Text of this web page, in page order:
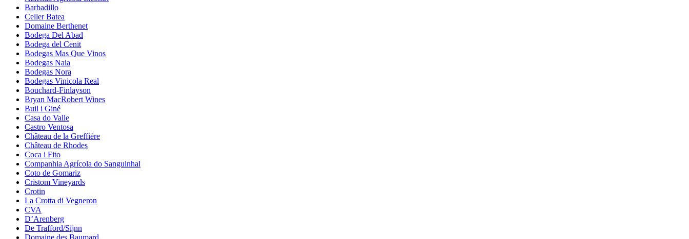
Barbadillo
Celler Batea
Domaine Berthenet
Bodega Del Abad
Bodega del Cenit
Bodegas Mas Que Vinos
Bodegas Naia
Bodegas Nora
Bodegas Vinicola Real
Bouchard-Finlayson
Bryan MacRobert Wines
Buil i Giné
Casa do Valle
Castro Ventosa
Château de la Greffière
Château de Rhodes
Coca i Fito
Companhia Agrícola do Sanguinhal
Coto de Gomariz
Cristom Vineyards
Crotin
La Crotta di Vegneron
CVA
D’Arenberg
De Trafford/Sijnn
Domaine des Baumard